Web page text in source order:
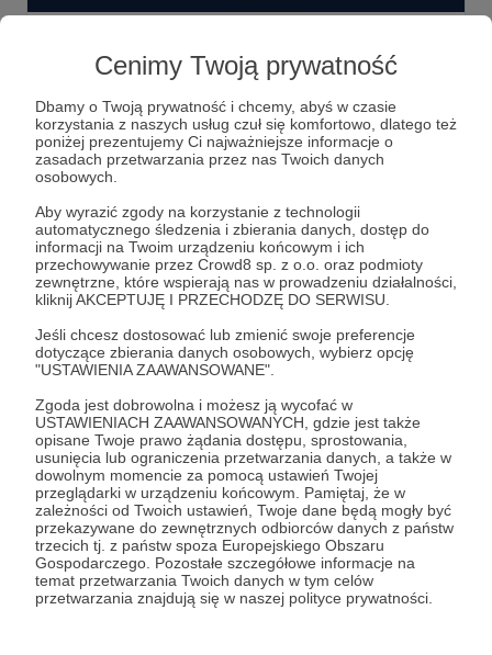
Cenimy Twoją prywatność
Dbamy o Twoją prywatność i chcemy, abyś w czasie
korzystania z naszych usług czuł się komfortowo, dlatego też
poniżej prezentujemy Ci najważniejsze informacje o
zasadach przetwarzania przez nas Twoich danych
osobowych.
Aby wyrazić zgody na korzystanie z technologii
automatycznego śledzenia i zbierania danych, dostęp do
informacji na Twoim urządzeniu końcowym i ich
przechowywanie przez Crowd8 sp. z o.o. oraz podmioty
zewnętrzne, które wspierają nas w prowadzeniu działalności,
kliknij AKCEPTUJĘ I PRZECHODZĘ DO SERWISU.
Jeśli chcesz dostosować lub zmienić swoje preferencje
dotyczące zbierania danych osobowych, wybierz opcję
"USTAWIENIA ZAAWANSOWANE".
Zgoda jest dobrowolna i możesz ją wycofać w
USTAWIENIACH ZAAWANSOWANYCH, gdzie jest także
opisane Twoje prawo żądania dostępu, sprostowania,
usunięcia lub ograniczenia przetwarzania danych, a także w
dowolnym momencie za pomocą ustawień Twojej
przeglądarki w urządzeniu końcowym. Pamiętaj, że w
zależności od Twoich ustawień, Twoje dane będą mogły być
przekazywane do zewnętrznych odbiorców danych z państw
trzecich tj. z państw spoza Europejskiego Obszaru
Gospodarczego. Pozostałe szczegółowe informacje na
temat przetwarzania Twoich danych w tym celów
przetwarzania znajdują się w naszej polityce prywatności.
Jak można pomóc bezdomnym psiakom i jakie warunki
trzeba spełnić by psa adoptować. W tym odcinku
podkastu rozmawiam z Magdaleną Kordas z Fundacji
Mikropsy. Sprawdzamy czy Polacy są skłonni adoptować
bezdomne psy, czy wolą jednak kupować psy rasowe. W
tym odcinku też historie psów, które dopiero za drugim
razem znalazły szcześliwy dom albo, skazane przez
właścicieli na śmierć, zostały uratowane przez fundację.
Mówimy też o akcji "Nie kupuj- adoptuj". Adopcja
bezdomnego psa - jak wygląda? Posłuchajcie.
bezdomne psy adopcja psa adoptuj nie kupuj
+6
Dołącz do grona Patronów!
Wesprzyj działalność Autoraludzie są ciekawijuż
teraz!
Zostań Patronem